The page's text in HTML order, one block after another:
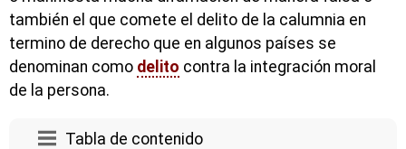
también el que comete el delito de la calumnia en
termino de derecho que en algunos países se
denominan como delito contra la integración moral
de la persona.
Tabla de contenido